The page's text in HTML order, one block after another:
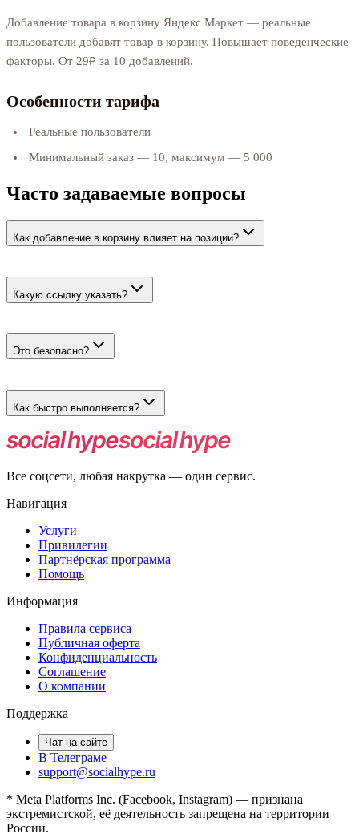
Добавление товара в корзину Яндекс Маркет — реальные
пользователи добавят товар в корзину. Повышает поведенческие
факторы. От 29₽ за 10 добавлений.
Особенности тарифа
Реальные пользователи
Минимальный заказ — 10, максимум — 5 000
Часто задаваемые вопросы
Как добавление в корзину влияет на позиции?
факторы при ранжировании товаров.
Какую ссылку указать?
Маркете.
Это безопасно?
Как быстро выполняется?
Запуск после модерации, скорость зависит от объёма заказа.
Все соцсети, любая накрутка — один сервис.
Навигация
Услуги
Привилегии
Партнёрская программа
Помощь
Информация
Правила сервиса
Публичная оферта
Конфиденциальность
Соглашение
О компании
Поддержка
Чат на сайте
В Телеграме
support@socialhype.ru
* Meta Platforms Inc. (Facebook, Instagram) — признана
экстремистской, её деятельность запрещена на территории
России.